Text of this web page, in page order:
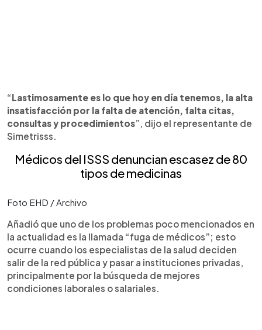
“Lastimosamente es lo que hoy en día tenemos, la alta
insatisfacción por la falta de atención, falta citas,
consultas y procedimientos”, dijo el representante de
Simetrisss.
Médicos del ISSS denuncian escasez de 80
tipos de medicinas
Foto EHD / Archivo
Añadió que uno de los problemas poco mencionados en
la actualidad es la llamada “fuga de médicos”; esto
ocurre cuando los especialistas de la salud deciden
salir de la red pública y pasar a instituciones privadas,
principalmente por la búsqueda de mejores
condiciones laborales o salariales.